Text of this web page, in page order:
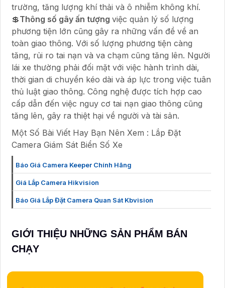
trường, tăng lượng khí thải và ô nhiễm không khí.
💲Thông số gây ấn tượng việc quản lý số lượng
phương tiện lớn cũng gây ra những vấn đề về an
toàn giao thông. Với số lượng phương tiện càng
tăng, rủi ro tai nạn và va chạm cũng tăng lên. Người
lái xe thường phải đối mặt với việc hành trình dài,
thời gian di chuyển kéo dài và áp lực trong việc tuân
thủ luật giao thông. Công nghệ được tích hợp cao
cấp dẫn đến việc nguy cơ tai nạn giao thông cũng
tăng lên, gây ra thiệt hại về người và tài sản.
Một Số Bài Viết Hay Bạn Nên Xem : Lắp Đặt
Camera Giám Sát Biển Số Xe
Báo Giá Camera Keeper Chính Hãng
Giá Lắp Camera Hikvision
Báo Giá Lắp Đặt Camera Quan Sát Kbvision
GIỚI THIỆU NHỮNG SẢN PHẨM BÁN
CHẠY